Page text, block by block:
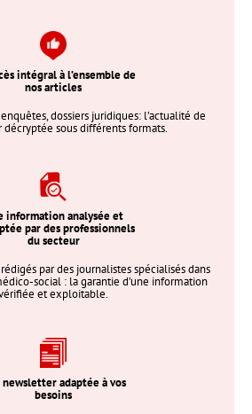
intégral à l’ensemble de
nos articles
dossiers juridiques: l’actualité de
décryptée sous différents formats.
information analysée et
par des professionnels
du secteur
par des journalistes spécialisés dans
social : la garantie d’une information
et exploitable.
newsletter adaptée à vos
besoins